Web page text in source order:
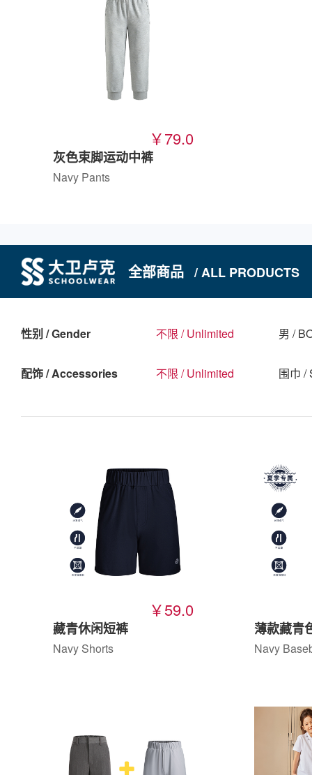
￥79.0
灰色束脚运动中裤
Navy Pants
全部商品 / ALL PRODUCTS
性别 / Gender 不限 / Unlimited 男 /
配饰 / Accessories 不限 / Unlimited 围巾 /
￥59.0
藏青休闲短裤
Navy Shorts
薄款藏青
Navy